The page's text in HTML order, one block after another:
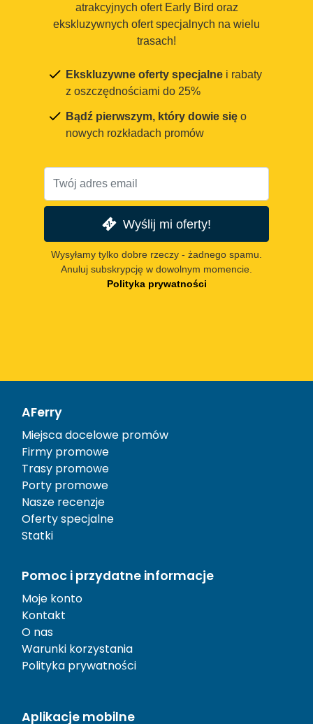
atrakcyjnych ofert Early Bird oraz
ekskluzywnych ofert specjalnych na wielu
trasach!
Ekskluzywne oferty specjalne i rabaty
z oszczędnościami do 25%
Bądź pierwszym, który dowie się o
nowych rozkładach promów
Wyślij mi oferty!
Wysyłamy tylko dobre rzeczy - żadnego spamu.
Anuluj subskrypcję w dowolnym momencie.
Polityka prywatności
AFerry
Miejsca docelowe promów
Firmy promowe
Trasy promowe
Porty promowe
Nasze recenzje
Oferty specjalne
Statki
Pomoc i przydatne informacje
Moje konto
Kontakt
O nas
Warunki korzystania
Polityka prywatności
Aplikacje mobilne